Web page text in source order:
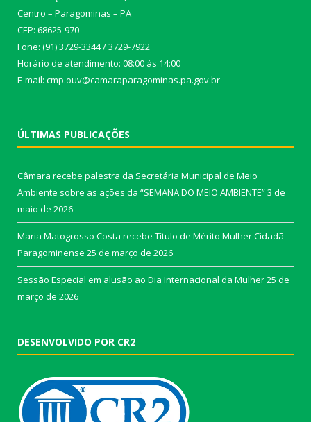
Centro – Paragominas – PA
CEP: 68625-970
Fone: (91) 3729-3344 / 3729-7922
Horário de atendimento: 08:00 às 14:00
E-mail: cmp.ouv@camaraparagominas.pa.gov.br
ÚLTIMAS PUBLICAÇÕES
Câmara recebe palestra da Secretária Municipal de Meio
Ambiente sobre as ações da “SEMANA DO MEIO AMBIENTE”3 de
maio de 2026
Maria Matogrosso Costa recebe Título de Mérito Mulher Cidadã
Paragominense 25 de março de 2026
Sessão Especial em alusão ao Dia Internacional da Mulher25 de
março de 2026
DESENVOLVIDO POR CR2